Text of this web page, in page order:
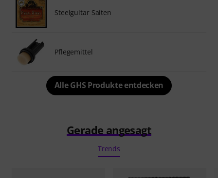
Steelguitar Saiten
Pflegemittel
Alle GHS Produkte entdecken
Gerade angesagt
Trends